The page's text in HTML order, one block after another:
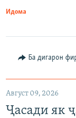
Идома
Ба дигарон
Август 09, 2026
Ҷасади як